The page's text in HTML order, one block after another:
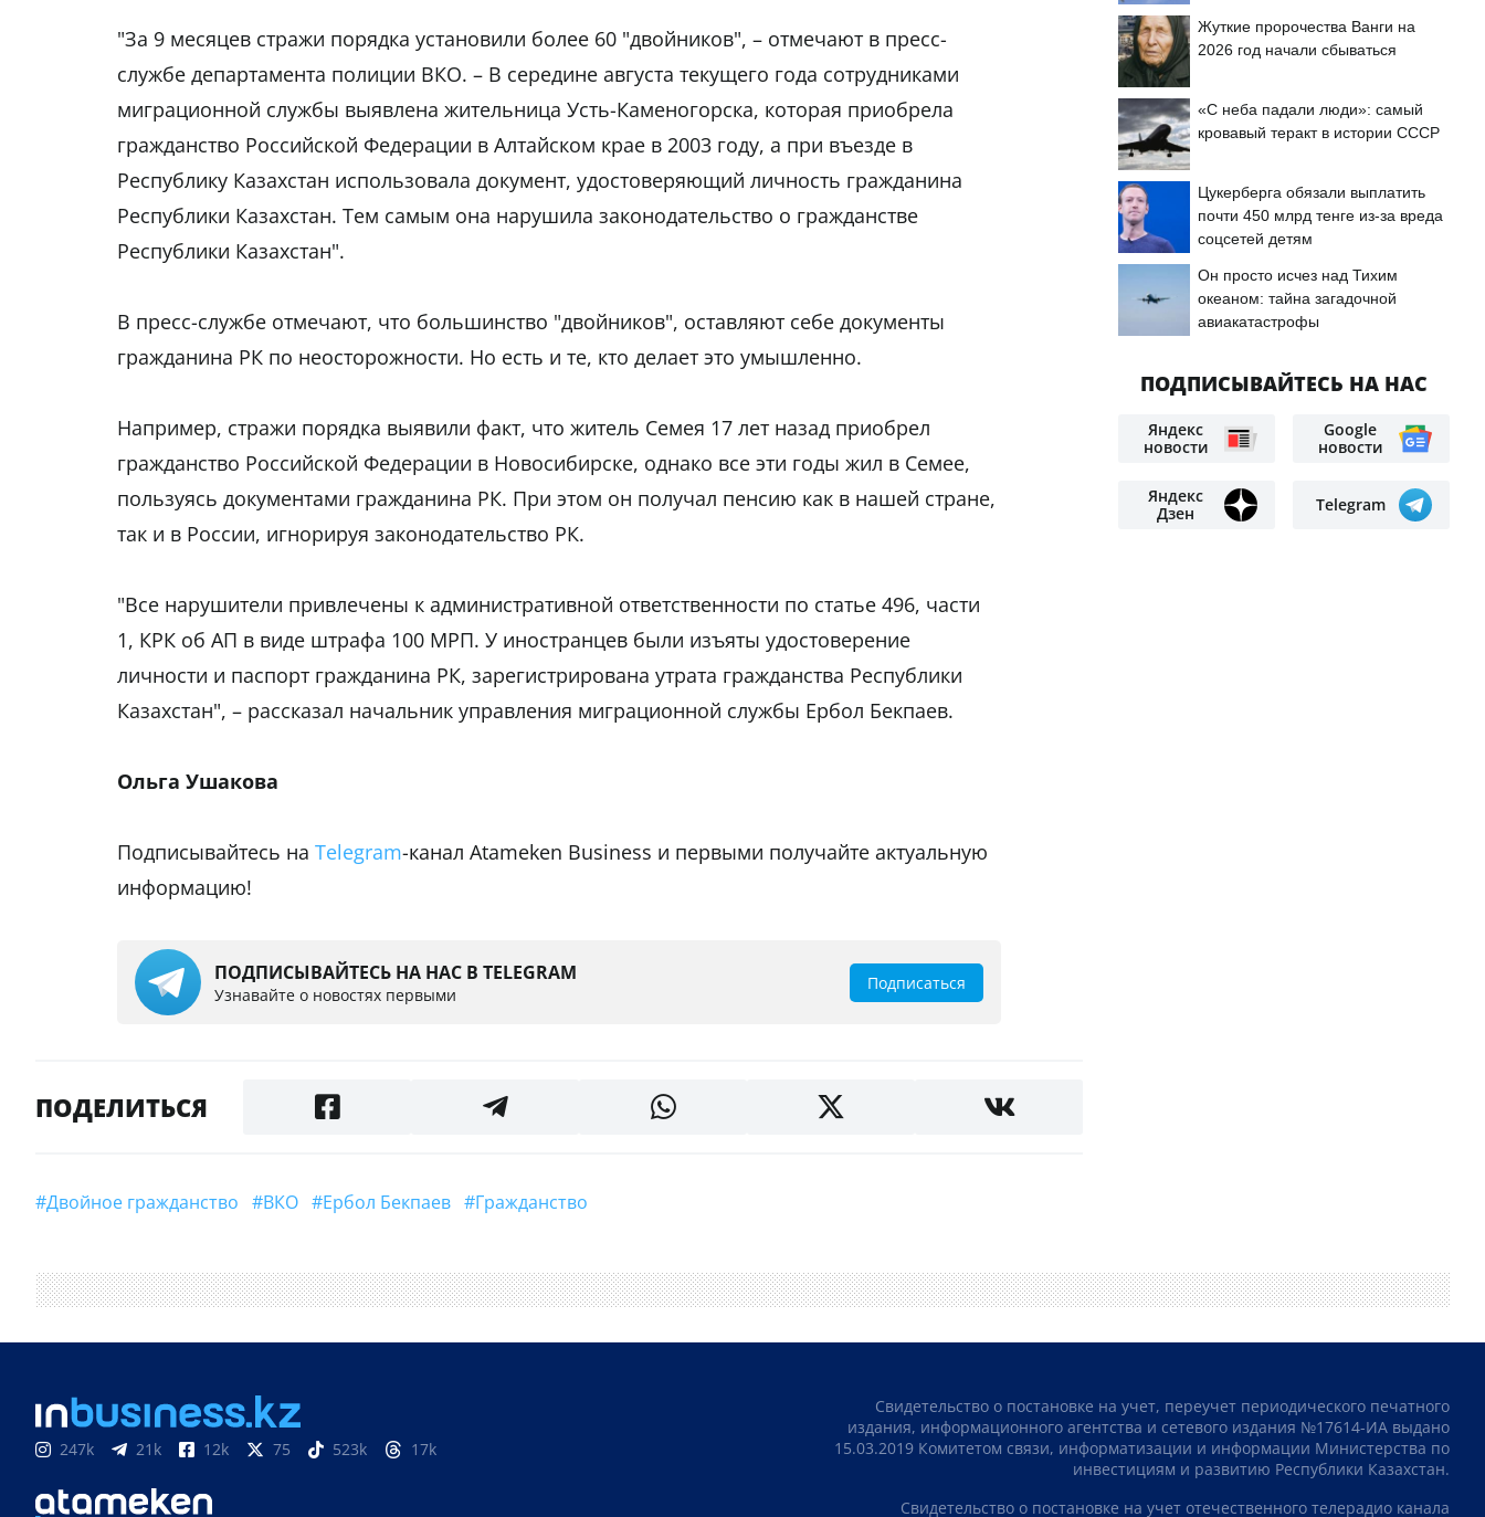
"За 9 месяцев стражи порядка установили более 60 "двойников", – отмечают в пресс-
службе департамента полиции ВКО. – В середине августа текущего года сотрудниками
миграционной службы выявлена жительница Усть-Каменогорска, которая приобрела
гражданство Российской Федерации в Алтайском крае в 2003 году, а при въезде в
Республику Казахстан использовала документ, удостоверяющий личность гражданина
Республики Казахстан. Тем самым она нарушила законодательство о гражданстве
Республики Казахстан".
В пресс-службе отмечают, что большинство "двойников", оставляют себе документы
гражданина РК по неосторожности. Но есть и те, кто делает это умышленно.
Например, стражи порядка выявили факт, что житель Семея 17 лет назад приобрел
гражданство Российской Федерации в Новосибирске, однако все эти годы жил в Семее,
пользуясь документами гражданина РК. При этом он получал пенсию как в нашей стране,
так и в России, игнорируя законодательство РК.
"Все нарушители привлечены к административной ответственности по статье 496, части
1, КРК об АП в виде штрафа 100 МРП. У иностранцев были изъяты удостоверение
личности и паспорт гражданина РК, зарегистрирована утрата гражданства Республики
Казахстан", – рассказал начальник управления миграционной службы Ербол Бекпаев.
Ольга Ушакова
Подписывайтесь на Telegram-канал Atameken Business и первыми получайте актуальную
информацию!
ПОДПИСЫВАЙТЕСЬ НА НАС В TELEGRAM
Узнавайте о новостях первыми
Подписаться
ПОДЕЛИТЬСЯ
#двойное гражданство #ВКО #Ербол Бекпаев #Гражданство
Жуткие пророчества Ванги на
2026 год начали сбываться
«С неба падали люди»: самый
кровавый теракт в истории СССР
Цукерберга обязали выплатить
почти 450 млрд тенге из-за вреда
соцсетей детям
Он просто исчез над Тихим
океаном: тайна загадочной
авиакатастрофы
ПОДПИСЫВАЙТЕСЬ НА НАС
Яндекс
новости
Google
новости
Яндекс
Дзен
Telegram
247k 21k 12k 75 523k 17k
Свидетельство о постановке на учет, переучет периодического печатного
издания, информационного агентства и сетевого издания №17614-ИА выдано
15.03.2019 Комитетом связи, информатизации и информации Министерства по
инвестициям и развитию Республики Казахстан.
Свидетельство о постановке на учет отечественного телерадио канала